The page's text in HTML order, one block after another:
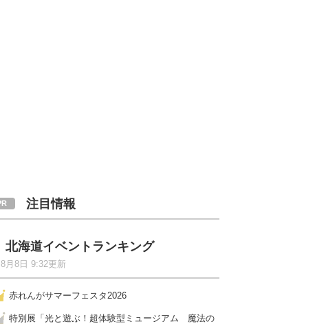
注目情報
北海道イベントランキング
8月8日 9:32更新
赤れんがサマーフェスタ2026
特別展「光と遊ぶ！超体験型ミュージアム 魔法の